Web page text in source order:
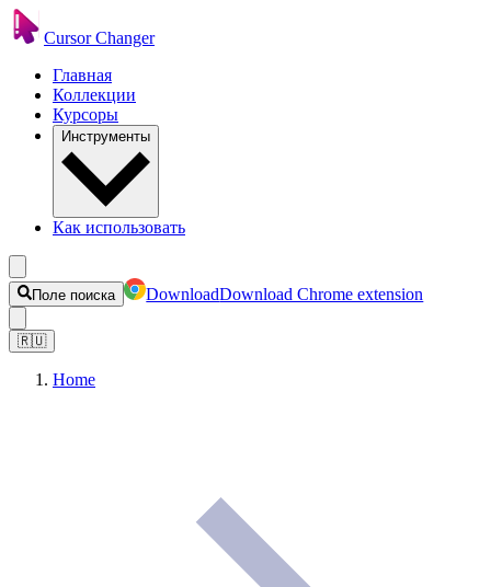
Cursor Changer
Главная
Коллекции
Курсоры
Инструменты
Как использовать
Поле поиска DownloadDownload Chrome extension
🇷🇺
Home